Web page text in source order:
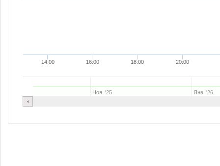
14:00 16:00 18:00 20:00
Ноя. '25 Янв. '26